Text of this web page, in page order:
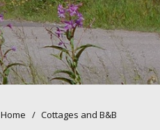
Home Cottages and B&B